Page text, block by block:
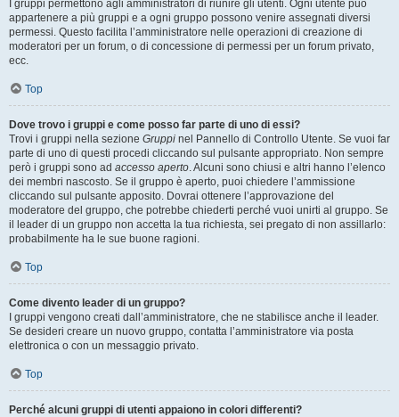
I gruppi permettono agli amministratori di riunire gli utenti. Ogni utente può
appartenere a più gruppi e a ogni gruppo possono venire assegnati diversi
permessi. Questo facilita l’amministratore nelle operazioni di creazione di
moderatori per un forum, o di concessione di permessi per un forum privato,
ecc.
Top
Dove trovo i gruppi e come posso far parte di uno di essi?
Trovi i gruppi nella sezione Gruppi nel Pannello di Controllo Utente. Se vuoi far
parte di uno di questi procedi cliccando sul pulsante appropriato. Non sempre
però i gruppi sono ad accesso aperto. Alcuni sono chiusi e altri hanno l’elenco
dei membri nascosto. Se il gruppo è aperto, puoi chiedere l’ammissione
cliccando sul pulsante apposito. Dovrai ottenere l’approvazione del
moderatore del gruppo, che potrebbe chiederti perché vuoi unirti al gruppo. Se
il leader di un gruppo non accetta la tua richiesta, sei pregato di non assillarlo:
probabilmente ha le sue buone ragioni.
Top
Come divento leader di un gruppo?
I gruppi vengono creati dall’amministratore, che ne stabilisce anche il leader.
Se desideri creare un nuovo gruppo, contatta l’amministratore via posta
elettronica o con un messaggio privato.
Top
Perché alcuni gruppi di utenti appaiono in colori differenti?